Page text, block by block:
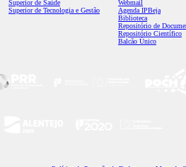
Superior de Saúde
Superior de Tecnologia e Gestão
Webmail
Agenda IPBeja
Biblioteca
Repositório de
Repositório Científico
Balcão Único